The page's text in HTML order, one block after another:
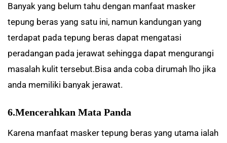
Banyak yang belum tahu dengan manfaat masker
tepung beras yang satu ini, namun kandungan yang
terdapat pada tepung beras dapat mengatasi
peradangan pada jerawat sehingga dapat mengurangi
masalah kulit tersebut.Bisa anda coba dirumah lho jika
anda memiliki banyak jerawat.
6.Mencerahkan Mata Panda
Karena manfaat masker tepung beras yang utama ialah